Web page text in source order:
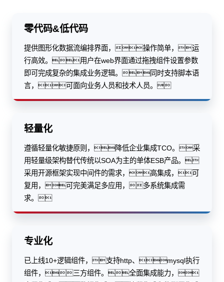
零代码&低代码
提供图形化数据流编排界面，操作简单，运
行高效。用户在web界面通过拖拽组件设置参数
即可完成复杂的集成业务逻辑。同时支持脚本语
言，可面向业务人员和技术人员。
轻量化
遵循轻量化敏捷原则，降低企业集成TCO。采
用轻量级架构替代传统以SOA为主的单体ESB产品。
采用开源框架实现中间件的需求，高集成，可
复用，可完美满足多应用，多系统集成需
求。
专业化
已上线10+逻辑组件，支持http、mysql执行
组件，三方组件。全面集成能力，